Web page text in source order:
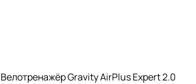
Велотренажёр Gravity AirPlus Expert 2.0